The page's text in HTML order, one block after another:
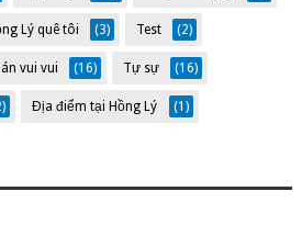
Lý quê tôi (3) Test (2)
vui vui (16) Tự sự (16)
Địa điểm tại Hồng Lý (1)